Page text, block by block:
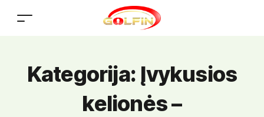
Kategorija: Įvykusios
kelionės –